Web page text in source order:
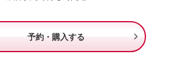
予約・購入する 